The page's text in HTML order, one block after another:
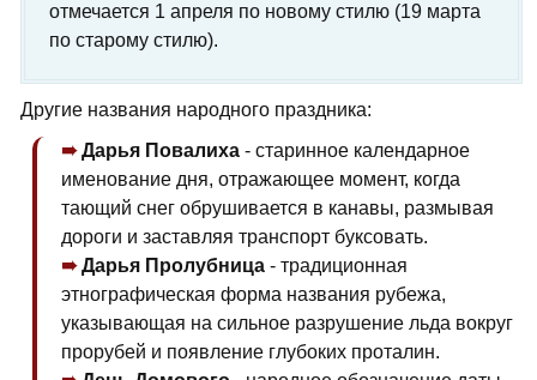
отмечается 1 апреля по новому стилю (19 марта
по старому стилю).
Другие названия народного праздника:
Дарья Повалиха - старинное календарное
именование дня, отражающее момент, когда
тающий снег обрушивается в канавы, размывая
дороги и заставляя транспорт буксовать.
Дарья Пролубница - традиционная
этнографическая форма названия рубежа,
указывающая на сильное разрушение льда вокруг
прорубей и появление глубоких проталин.